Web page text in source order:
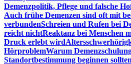
Demenzpolitik, Pflege und falsche
Auch frühe Demenzen sind oft mit
verbundenSchreien und Rufen bei
reicht nichtReaktanz bei Menschen
Druck erlebt wird
HörproblemWarum
Standortbestimmung beginnen sollten